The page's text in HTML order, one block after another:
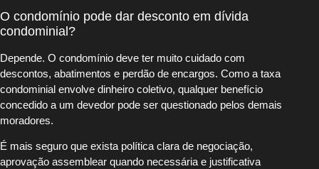
O condomínio pode dar desconto em dívida
condominial?
Depende. O condomínio deve ter muito cuidado com
descontos, abatimentos e perdão de encargos. Como a taxa
condominial envolve dinheiro coletivo, qualquer benefício
concedido a um devedor pode ser questionado pelos demais
moradores.
É mais seguro que exista política clara de negociação,
aprovação assemblear quando necessária e justificativa